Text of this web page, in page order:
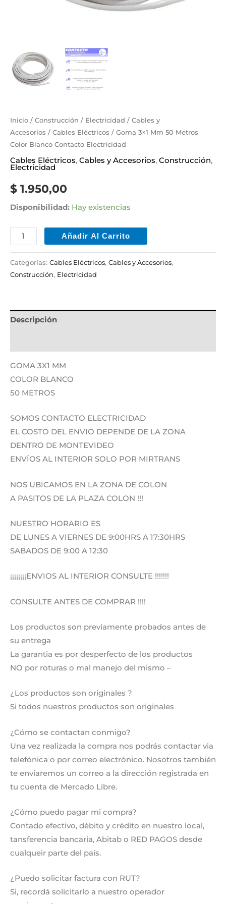
Inicio / Construcción / Electricidad / Cables y
Accesorios / Cables Eléctricos / Goma 3×1 Mm 50 Metros
Color Blanco Contacto Electricidad
Cables Eléctricos, Cables y Accesorios, Construcción,
Electricidad
$ 1.950,00
Disponibilidad: Hay existencias
Añadir Al Carrito
Categorías: Cables Eléctricos, Cables y Accesorios,
Construcción, Electricidad
Descripción
GOMA 3X1 MM
COLOR BLANCO
50 METROS
SOMOS CONTACTO ELECTRICIDAD
EL COSTO DEL ENVIO DEPENDE DE LA ZONA
DENTRO DE MONTEVIDEO
ENVÍOS AL INTERIOR SOLO POR MIRTRANS
NOS UBICAMOS EN LA ZONA DE COLON
A PASITOS DE LA PLAZA COLON !!!
NUESTRO HORARIO ES
DE LUNES A VIERNES DE 9:00HRS A 17:30HRS
SABADOS DE 9:00 A 12:30
¡¡¡¡¡¡¡¡ENVIOS AL INTERIOR CONSULTE !!!!!!!
CONSULTE ANTES DE COMPRAR !!!!
Los productos son previamente probados antes de
su entrega
La garantia es por desperfecto de los productos
NO por roturas o mal manejo del mismo –
¿Los productos son originales ?
Si todos nuestros productos son originales
¿Cómo se contactan conmigo?
Una vez realizada la compra nos podrás contactar via
telefónica o por correo electrónico. Nosotros también
te enviaremos un correo a la dirección registrada en
tu cuenta de Mercado Libre.
¿Cómo puedo pagar mi compra?
Contado efectivo, débito y crédito en nuestro local,
tansferencia bancaria, Abitab o RED PAGOS desde
cualqueir parte del país.
¿Puedo solicitar factura con RUT?
Si, recordá solicitarlo a nuestro operador